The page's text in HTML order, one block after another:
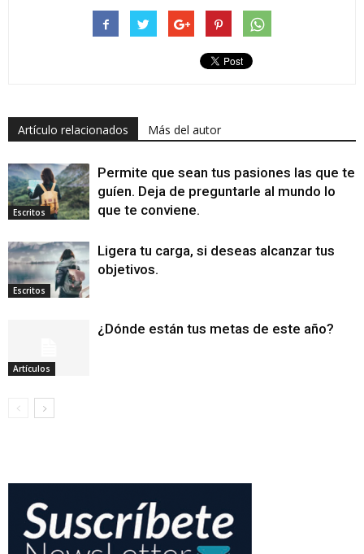
Artículo relacionados Más del autor
Escritos
Permite que sean tus pasiones las que te
guíen. Deja de preguntarle al mundo lo
que te conviene.
Escritos
Ligera tu carga, si deseas alcanzar tus
objetivos.
Artículos
¿Dónde están tus metas de este año?